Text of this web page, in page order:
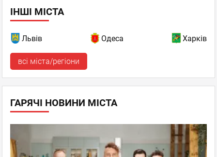
ІНШІ МІСТА
Львів Одеса Харків
всі міста/регіони
ГАРЯЧІ НОВИНИ МІСТА